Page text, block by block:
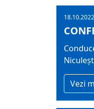
18.10.2022
Vezi